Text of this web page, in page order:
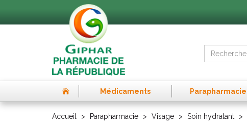
Médicaments Parapharmacie
Accueil Parapharmacie Visage Soin hydratant